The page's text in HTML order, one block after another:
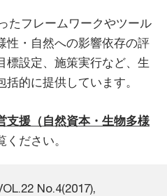
たフレームワークやツール
性・自然への影響依存の評
標設定、施策実行など、生
的に提供しています。
支援（自然資本・生物多様
ください。
No.4(2017),